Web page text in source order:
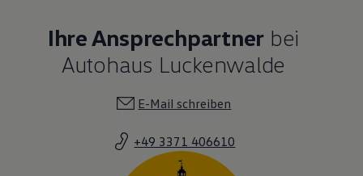
Ihre Ansprechpartner bei
Autohaus Luckenwalde
E-Mail schreiben
+49 3371 406610